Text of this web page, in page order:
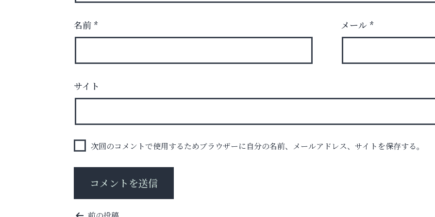
スマホは何時間までなら大丈夫？ ～スマホ時代
に知っておきたい子どもの近視対策～
名前 * メール *
サイト
次回のコメントで使用するためブラウザーに自分の名前、メールアドレス、サイトを保存する。